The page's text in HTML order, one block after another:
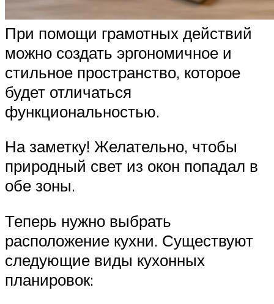
При помощи грамотных действий
можно создать эргономичное и
стильное пространство, которое
будет отличаться
функциональностью.
На заметку! Желательно, чтобы
природный свет из окон попадал в
обе зоны.
Теперь нужно выбрать
расположение кухни. Существуют
следующие виды кухонных
планировок: